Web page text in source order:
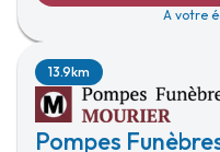
A votre
Pompes
13.9km